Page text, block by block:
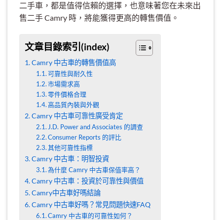
二手車，都是值得信賴的選擇，也意味著您在未來出
售二手 Camry 時，將能獲得更高的轉售價值。
文章目錄索引(index)
Camry 中古車的轉售價值高
可靠性與耐久性
市場需求高
零件價格合理
高品質內裝與外觀
Camry 中古車可靠性廣受肯定
J.D. Power and Associates 的調查
Consumer Reports 的評比
其他可靠性指標
Camry 中古車：明智投資
為什麼 Camry 中古車保值率高？
Camry 中古車：投資於可靠性與價值
Camry中古車好嗎結論
Camry 中古車好嗎？常見問題快速FAQ
Camry 中古車的可靠性如何？